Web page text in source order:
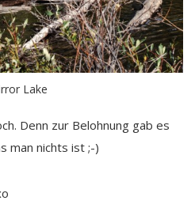
Lake
Denn zur Belohnung gab es
man nichts ist ;-)